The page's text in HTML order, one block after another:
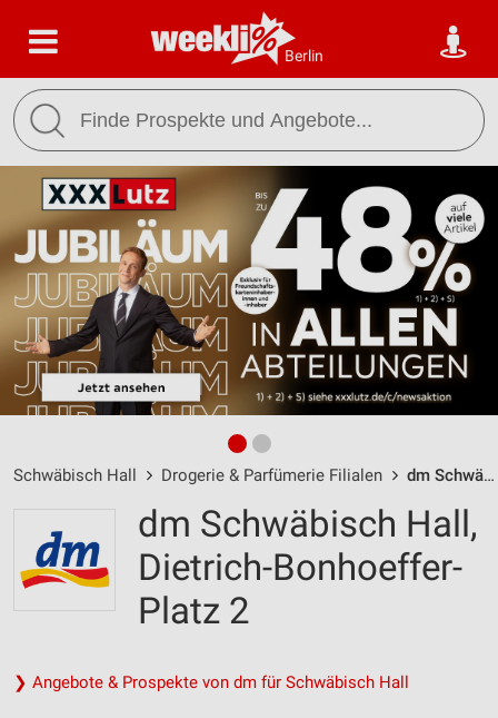
Berlin
Schwäbisch Hall Drogerie & Parfümerie Filialen dm Schwäbisch Hall / Dietrich-Bonhoeffer-Platz 2 - Öffnungszeiten & Adresse
dm Schwäbisch Hall,
Dietrich-Bonhoeffer-
Platz 2
❯ Angebote & Prospekte von dm für Schwäbisch Hall